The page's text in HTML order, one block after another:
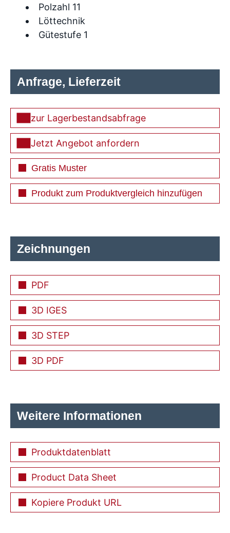
Polzahl 11
Löttechnik
Gütestufe 1
Zeichnungen
PDF
3D IGES
3D STEP
3D PDF
Weitere Informationen
Produktdatenblatt
Product Data Sheet
Kopiere Produkt URL
Anfrage, Lieferzeit
zur Lagerbestandsabfrage
Jetzt Angebot anfordern
Gratis Muster
Produkt zum Produktvergleich hinzufügen